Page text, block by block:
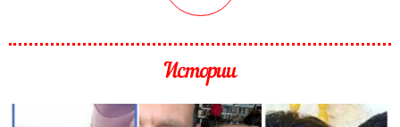
Истории